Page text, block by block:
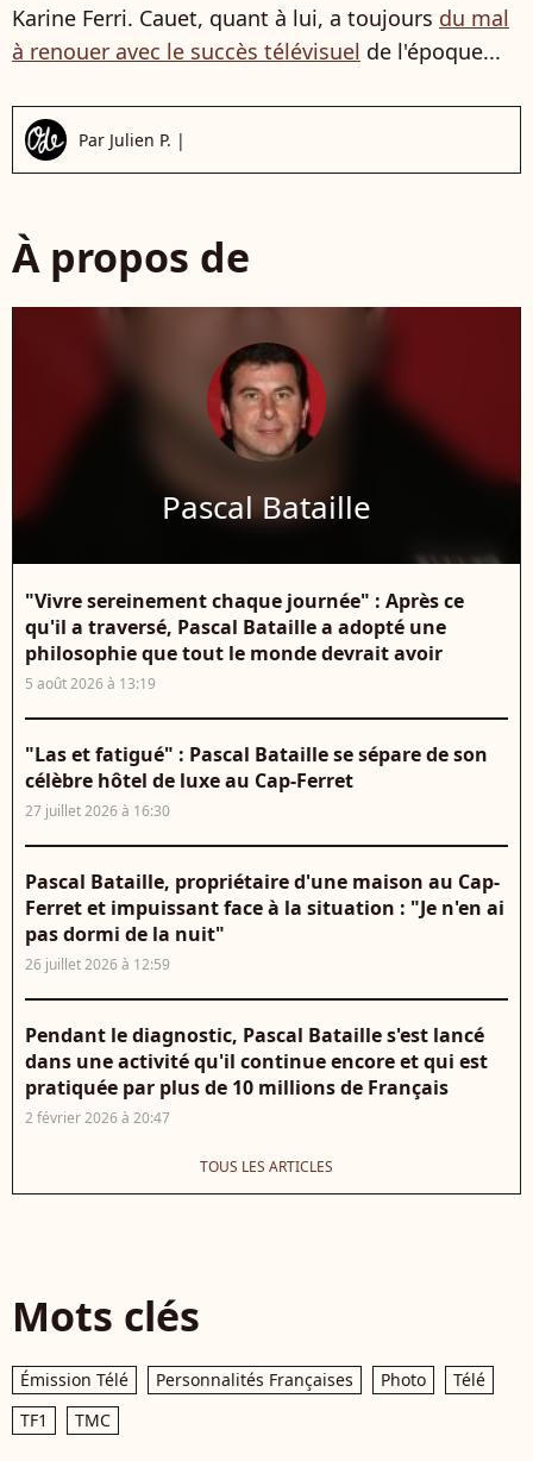
Karine Ferri. Cauet, quant à lui, a toujours du mal
à renouer avec le succès télévisuel de l'époque...
Par Julien P. |
À propos de
Pascal Bataille
"Vivre sereinement chaque journée" : Après ce
qu'il a traversé, Pascal Bataille a adopté une
philosophie que tout le monde devrait avoir
5 août 2026 à 13:19
"Las et fatigué" : Pascal Bataille se sépare de son
célèbre hôtel de luxe au Cap-Ferret
27 juillet 2026 à 16:30
Pascal Bataille, propriétaire d'une maison au Cap-
Ferret et impuissant face à la situation : "Je n'en ai
pas dormi de la nuit"
26 juillet 2026 à 12:59
Pendant le diagnostic, Pascal Bataille s'est lancé
dans une activité qu'il continue encore et qui est
pratiquée par plus de 10 millions de Français
2 février 2026 à 20:47
TOUS LES ARTICLES
Mots clés
Émission Télé Personnalités Françaises Photo
Télé
TF1
TMC